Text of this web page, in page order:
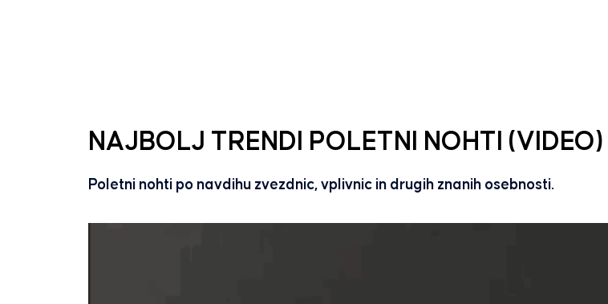
NAJBOLJ TRENDI POLETNI NOHTI (VIDEO)
Poletni nohti po navdihu zvezdnic, vplivnic in drugih znanih osebnosti.